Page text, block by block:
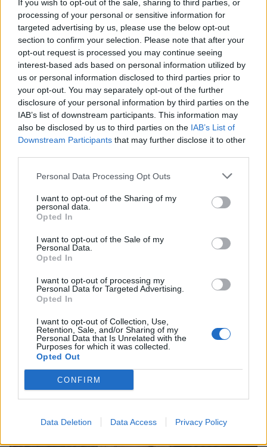
If you wish to opt-out of the sale, sharing to third parties, or
processing of your personal or sensitive information for
targeted advertising by us, please use the below opt-out
section to confirm your selection. Please note that after your
opt-out request is processed you may continue seeing
interest-based ads based on personal information utilized by
us or personal information disclosed to third parties prior to
your opt-out. You may separately opt-out of the further
disclosure of your personal information by third parties on the
IAB’s list of downstream participants. This information may
also be disclosed by us to third parties on the IAB’s List of
Downstream Participants that may further disclose it to other
Personal Data Processing Opt Outs
I want to opt-out of the Sharing of my
personal data.
Opted In
I want to opt-out of the Sale of my
Personal Data.
Opted In
I want to opt-out of processing my
Personal Data for Targeted Advertising.
Opted In
I want to opt-out of Collection, Use,
Retention, Sale, and/or Sharing of my
Personal Data that Is Unrelated with the
Purposes for which it was collected.
Opted Out
CONFIRM
Data Deletion Data Access Privacy Policy
Ελένη Φωτοπούλου: Η δημόσια ερωτική
εξομολόγηση στον Άκη Παυλόπουλο για τη
γιορτή του – «Είναι ο φύλακας άγγελος όσων
βρίσκονται κοντά του»
CELEBRITIES
Γιώργος Λιάγκας: Ο καλοκαιρινός
απολογισμός και το αισιόδοξο μήνυμα
CELEBRITIES